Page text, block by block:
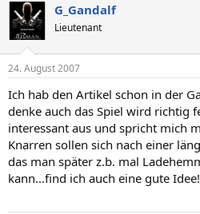
G_Gandalf
Lieutenant
24. August 2007
Ich hab den Artikel schon in der
denke auch das Spiel wird richtig
interessant aus und spricht mich
Knarren sollen sich nach einer
das man später z.b. mal
kann...find ich auch eine gute Idee!